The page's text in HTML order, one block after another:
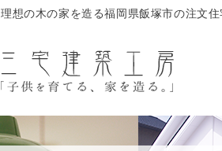
理想の木の家を造る福岡県飯塚市の注文